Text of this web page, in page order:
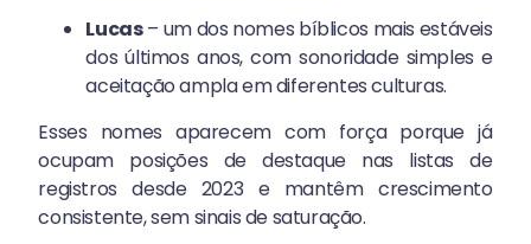
Lucas– um dos nomes bíblicos mais estáveis
dos últimos anos, com sonoridade simples e
aceitação ampla em diferentes culturas.
Esses nomes aparecem com força porque já
ocupam posições de destaque nas listas de
registros desde 2023 e mantêm crescimento
consistente, sem sinais de saturação.